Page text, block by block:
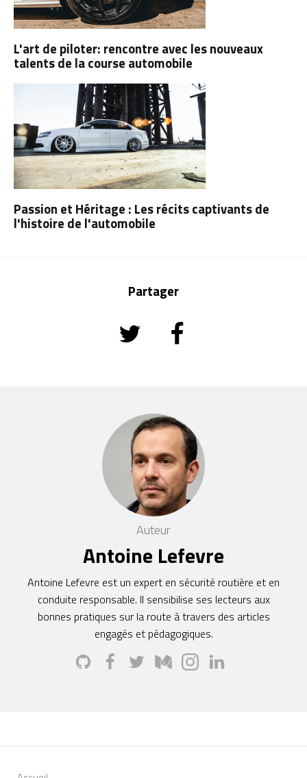
L'art de piloter: rencontre avec les nouveaux
talents de la course automobile
Passion et Héritage : Les récits captivants de
l'histoire de l'automobile
Partager
Auteur
Antoine Lefevre
Antoine Lefevre est un expert en sécurité routière et en
conduite responsable. Il sensibilise ses lecteurs aux
bonnes pratiques sur la route à travers des articles
engagés et pédagogiques.